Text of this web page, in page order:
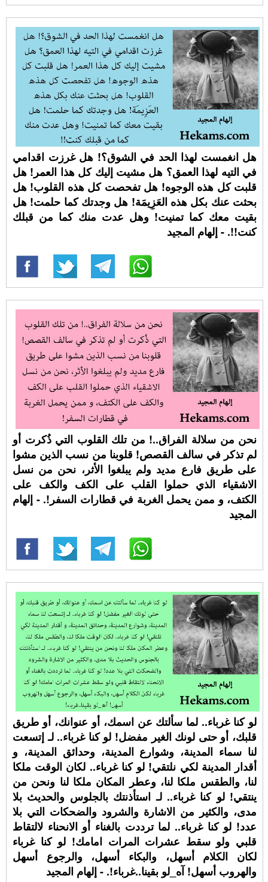
هل انغمست لهذا الحد في الشوق؟! هل غرزت اقدامي
في التيه لهذا العمق؟ هل مشيت إليك كل هذا العمر! هل
قلبت كل هذه الوجوه! هل تفحصت كل هذه القلوب! هل
بحثت عنك بكل هذه العَزِيمَة! هل وجدتك كما حلمت! هل
بقيت معك كما تمنيت! وهل عدت منك كما من قبلك
كنت!!. - إلهام المجيد
نحن من سلالة الفراق..! من تلك القلوب التي ذُكرت أو
لم تذكر في سالف القصص! قلوبنا من نسب الذين مشوا
على طريق فارع مديد ولم يبلغوا الأثر، نحن من نسل
الاشقياء الذي حملوا القلب على الكف والكف على
الكتف، و ممن يحمل الغربة في قطارات السفر!. - إلهام
المجيد
لو كنا غرباء.. لما سألتك عن اسمك، أو عنوانك، أو طريق
قلبك، أو حتى لونك الغير مفضل! لو كنا غرباء.. لـ إتسعت
لنا سماء المدينة، وشوارع المدينة، وحدائق المدينة، و
أقدار المدينة لكي نلتقي! لو كنا غرباء.. لكان الوقت ملكا
لنا، والطقس ملكا لنا، وعطر المكان ملكا لنا ونحن من
ينتقي! لو كنا غرباء.. لـ استأذنتك بالجلوس والحديث بلا
مدى، والكثير من الاشارة والشرود والضحكات التي بلا
عدد! لو كنا غرباء.. لما ترددت بالغناء أو الانحناء لالتقاط
قلبي ولو سقط عشرات المرات امامك! لو كنا غرباء
لكان الكلام أسهل، والبكاء أسهل، والرجوع أسهل
والهروب أسهل! آه_لو بقينا..غرباء!. - إلهام المجيد